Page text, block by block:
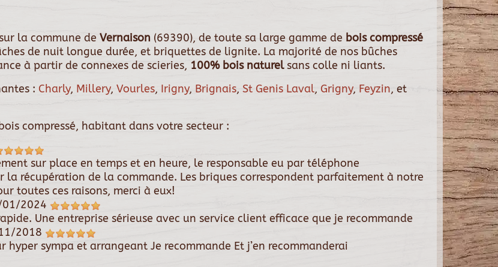
la commune de Vernaison (69390), de toute sa large gamme de bois compressé
de nuit longue durée, et briquettes de lignite. La majorité de nos bûches
à partir de connexes de scieries, 100% bois naturelsans colle ni liants.
: Charly, Millery, Vourles, Irigny, Brignais, St Genis Laval, Grigny, Feyzin, et
compressé, habitant dans votre secteur :
sur place en temps et en heure, le responsable eu par téléphone
récupération de la commande. Les briques correspondent parfaitement à notre
toutes ces raisons, merci à eux!
2024
Une entreprise sérieuse avec un service client efficace que je recommande
2018
sympa et arrangeant Je recommande Et j’en recommanderai